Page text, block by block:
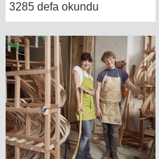
3285 defa okundu